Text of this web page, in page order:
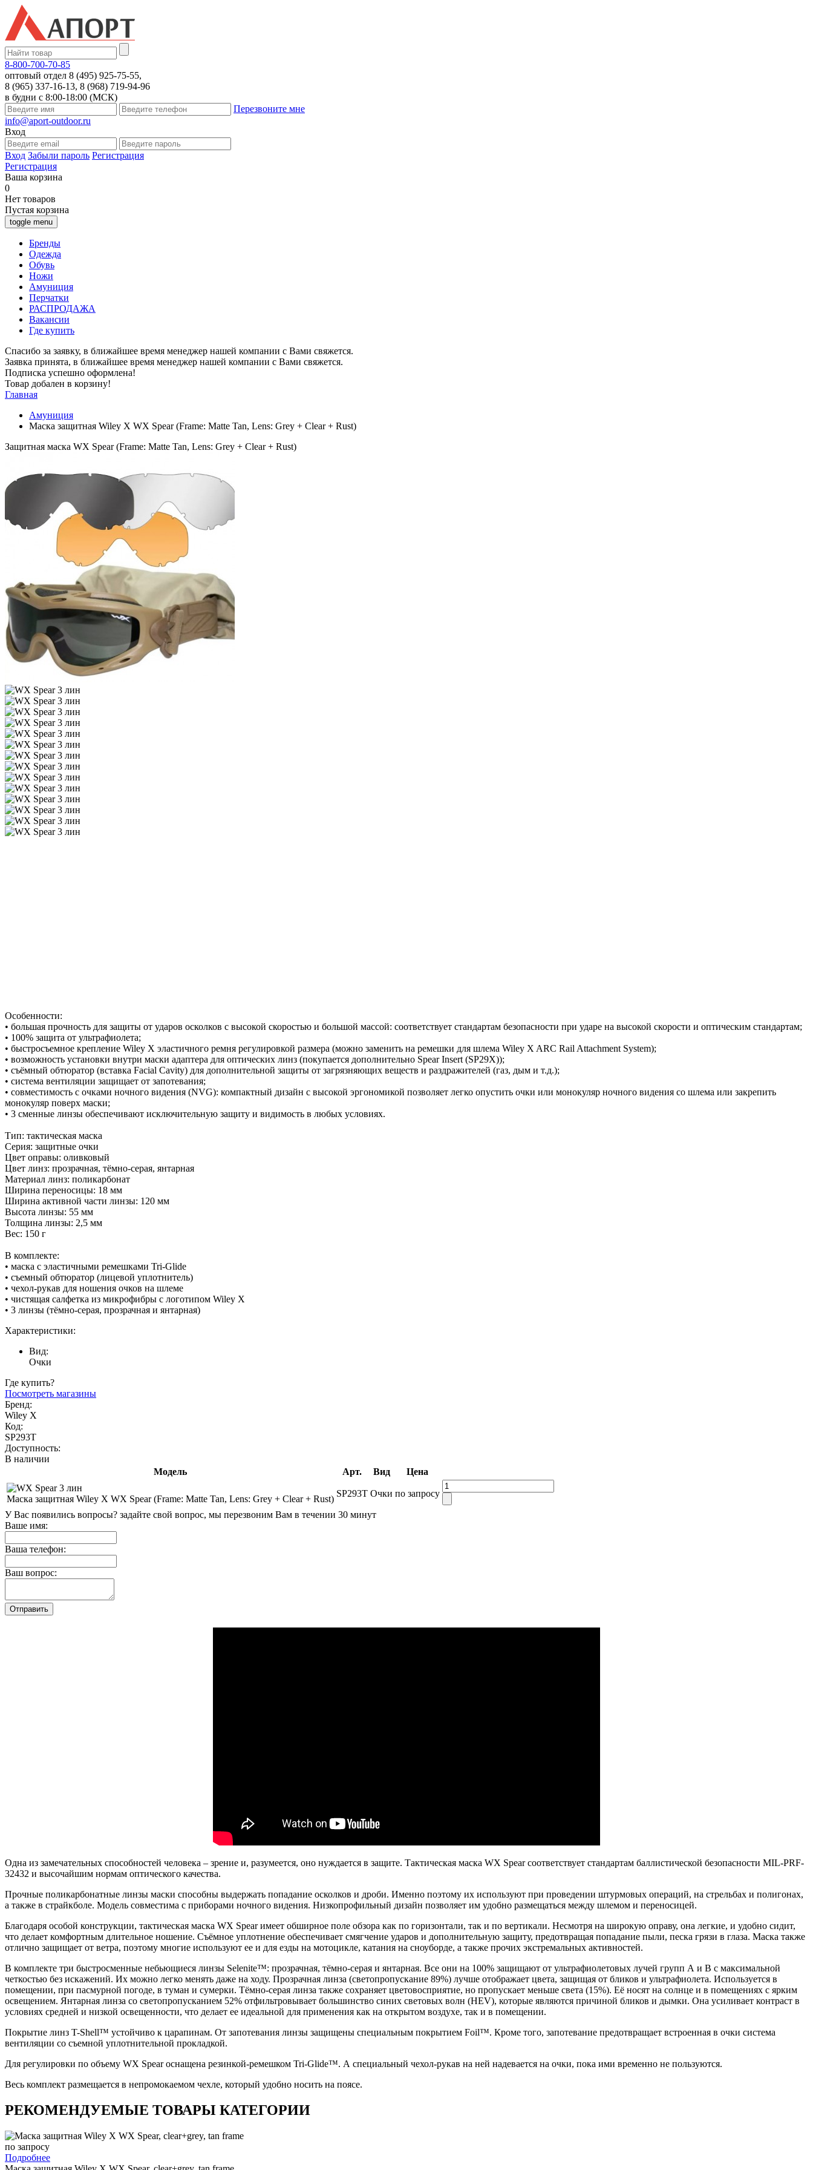
8-800-700-70-85
оптовый отдел 8 (495) 925-75-55,
8 (965) 337-16-13, 8 (968) 719-94-96
в будни с 8:00-18:00 (МСК)
Перезвоните мне
info@aport-outdoor.ru
Вход
Вход Забыли пароль Регистрация
Регистрация
Ваша корзина
0
Нет товаров
Пустая корзина
toggle menu
Бренды
Одежда
Обувь
Ножи
Амуниция
Перчатки
РАСПРОДАЖА
Вакансии
Где купить
Спасибо за заявку, в ближайшее время менеджер нашей компании с Вами свяжется.
Заявка принята, в ближайшее время менеджер нашей компании с Вами свяжется.
Подписка успешно оформлена!
Товар добален в корзину!
Главная
Амуниция
Маска защитная Wiley X WX Spear (Frame: Matte Tan, Lens: Grey + Clear + Rust)
Защитная маска WX Spear (Frame: Matte Tan, Lens: Grey + Clear + Rust)
Особенности:
• большая прочность для защиты от ударов осколков с высокой скоростью и большой массой: соответствует стандартам безопасности при ударе на высокой скорости и оптическим стандартам;
• 100% защита от ультрафиолета;
• быстросъемное крепление Wiley X эластичного ремня регулировкой размера (можно заменить на ремешки для шлема Wiley X ARC Rail Attachment System);
• возможность установки внутри маски адаптера для оптических линз (покупается дополнительно Spear Insert (SP29X));
• съёмный обтюратор (вставка Facial Cavity) для дополнительной защиты от загрязняющих веществ и раздражителей (газ, дым и т.д.);
• система вентиляции защищает от запотевания;
• совместимость с очками ночного видения (NVG): компактный дизайн с высокой эргономикой позволяет легко опустить очки или монокуляр ночного видения со шлема или закрепить
монокуляр поверх маски;
• 3 сменные линзы обеспечивают исключительную защиту и видимость в любых условиях.
Тип: тактическая маска
Серия: защитные очки
Цвет оправы: оливковый
Цвет линз: прозрачная, тёмно-серая, янтарная
Материал линз: поликарбонат
Ширина переносицы: 18 мм
Ширина активной части линзы: 120 мм
Высота линзы: 55 мм
Толщина линзы: 2,5 мм
Вес: 150 г
В комплекте:
• маска с эластичными ремешками Tri-Glide
• съемный обтюратор (лицевой уплотнитель)
• чехол-рукав для ношения очков на шлеме
• чистящая салфетка из микрофибры с логотипом Wiley X
• 3 линзы (тёмно-серая, прозрачная и янтарная)
Характеристики:
Вид:
Очки
Где купить?
Посмотреть магазины
Бренд:
Wiley X
Код:
SP293T
Доступность:
В наличии
Модель
Арт. Вид Цена
Маска защитная Wiley X WX Spear (Frame: Matte Tan, Lens: Grey + Clear + Rust)
SP293T Очки по запросу
У Вас появились вопросы? задайте свой вопрос, мы перезвоним Вам в течении 30 минут
Ваше имя:
Ваша телефон:
Ваш вопрос:
Одна из замечательных способностей человека – зрение и, разумеется, оно нуждается в защите. Тактическая маска WX Spear соответствует стандартам баллистической безопасности MIL-PRF-
32432 и высочайшим нормам оптического качества.
Прочные поликарбонатные линзы маски способны выдержать попадание осколков и дроби. Именно поэтому их используют при проведении штурмовых операций, на стрельбах и полигонах,
а также в страйкболе. Модель совместима с приборами ночного видения. Низкопрофильный дизайн позволяет им удобно размещаться между шлемом и переносицей.
Благодаря особой конструкции, тактическая маска WX Spear имеет обширное поле обзора как по горизонтали, так и по вертикали. Несмотря на широкую оправу, она легкие, и удобно сидит,
что делает комфортным длительное ношение. Съёмное уплотнение обеспечивает смягчение ударов и дополнительную защиту, предотвращая попадание пыли, песка грязи в глаза. Маска также
отлично защищает от ветра, поэтому многие используют ее и для езды на мотоцикле, катания на сноуборде, а также прочих экстремальных активностей.
В комплекте три быстросменные небьющиеся линзы Selenite™: прозрачная, тёмно-серая и янтарная. Все они на 100% защищают от ультрафиолетовых лучей групп А и В с максимальной
четкостью без искажений. Их можно легко менять даже на ходу. Прозрачная линза (светопропускание 89%) лучше отображает цвета, защищая от бликов и ультрафиолета. Используется в
помещении, при пасмурной погоде, в туман и сумерки. Тёмно-серая линза также сохраняет цветовосприятие, но пропускает меньше света (15%). Её носят на солнце и в помещениях с ярким
освещением. Янтарная линза со светопропусканием 52% отфильтровывает большинство синих световых волн (HEV), которые являются причиной бликов и дымки. Она усиливает контраст в
условиях средней и низкой освещенности, что делает ее идеальной для применения как на открытом воздухе, так и в помещении.
Покрытие линз T-Shell™ устойчиво к царапинам. От запотевания линзы защищены специальным покрытием Foil™. Кроме того, запотевание предотвращает встроенная в очки система
вентиляции со съемной уплотнительной прокладкой.
Для регулировки по объему WX Spear оснащена резинкой-ремешком Tri-Glide™. А специальный чехол-рукав на ней надевается на очки, пока ими временно не пользуются.
Весь комплект размещается в непромокаемом чехле, который удобно носить на поясе.
РЕКОМЕНДУЕМЫЕ ТОВАРЫ КАТЕГОРИИ
по запросу
Подробнее